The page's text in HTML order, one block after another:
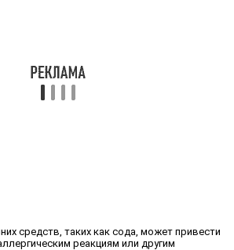
средств, таких как сода, может привести
реакциям или другим